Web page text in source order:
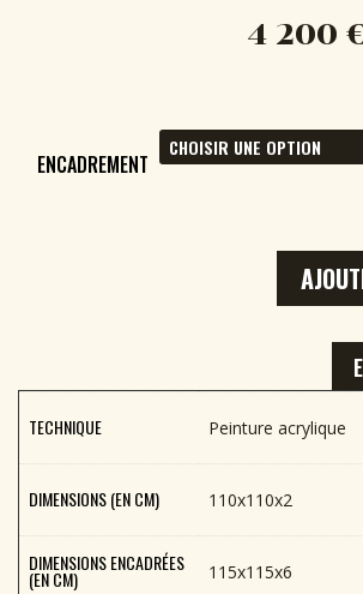
4 200
ENCADREMENT
TECHNIQUE Peinture acrylique
DIMENSIONS (EN CM) 110x110x2
DIMENSIONS ENCADRÉES
(EN CM) 115x115x6